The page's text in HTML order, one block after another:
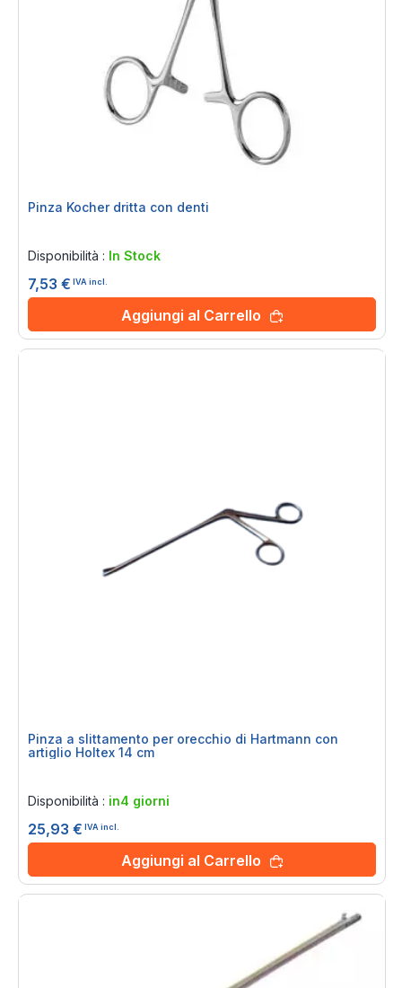
Pinza Kocher dritta con denti
Disponibilità : In Stock
7,53 € IVA incl.
Aggiungi al Carrello
Pinza a slittamento per orecchio di Hartmann con
artiglio Holtex 14 cm
Disponibilità : in4 giorni
25,93 € IVA incl.
Aggiungi al Carrello